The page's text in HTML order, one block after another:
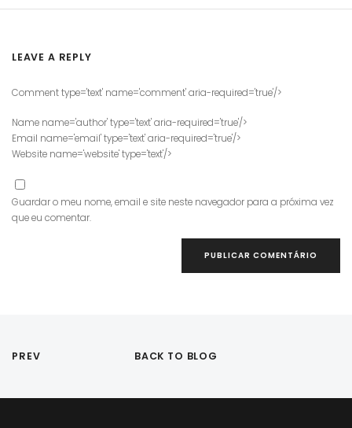
LEAVE A REPLY
Comment type='text' name='comment' aria-required='true'/>
Name name='author' type='text' aria-required='true'/>
Email name='email' type='text' aria-required='true'/>
Website name='website' type='text'/>
Guardar o meu nome, email e site neste navegador para a próxima vez
que eu comentar.
PREV BACK TO BLOG